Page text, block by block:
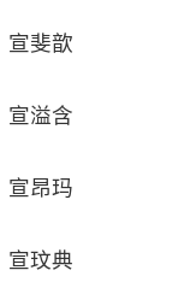
宣斐歆
宣溢含
宣昂玛
宣玟典